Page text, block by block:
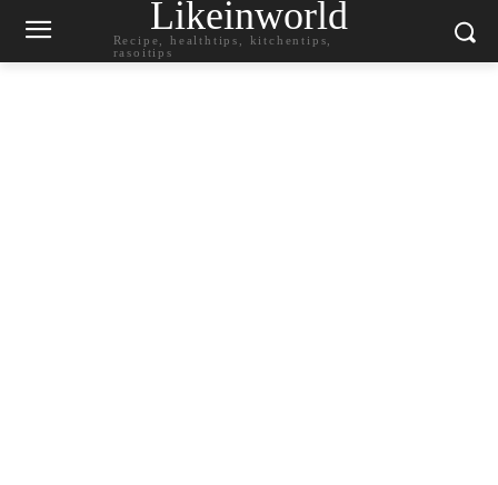
Likeinworld
Recipe, healthtips, kitchentips,
rasoitips